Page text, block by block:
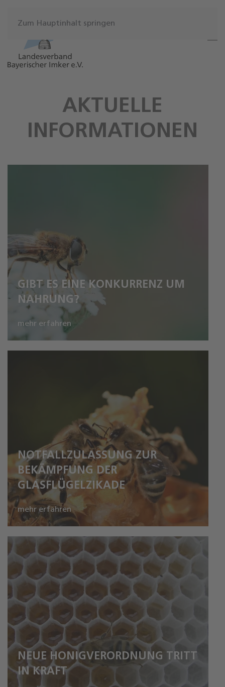
Zum Hauptinhalt springen
AKTUELLE
INFORMATIONEN
GIBT ES EINE KONKURRENZ UM
NAHRUNG?
mehr erfahren
NOTFALLZULASSUNG ZUR
BEKÄMPFUNG DER
GLASFLÜGELZIKADE
mehr erfahren
NEUE HONIGVERORDNUNG TRITT
IN KRAFT